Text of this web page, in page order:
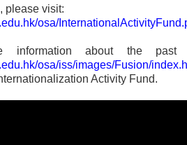
please visit:
osa/
information about the past
osa/iss/images/Fusion/
Activity Fund.